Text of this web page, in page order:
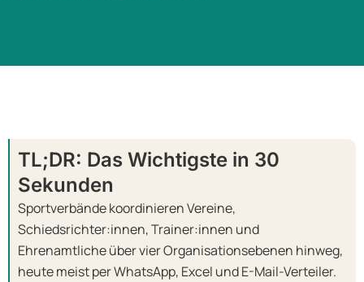
TL;DR: Das Wichtigste in 30
Sekunden
Sportverbände koordinieren Vereine,
Schiedsrichter:innen, Trainer:innen und
Ehrenamtliche über vier Organisationsebenen hinweg,
heute meist per WhatsApp, Excel und E-Mail-Verteiler.